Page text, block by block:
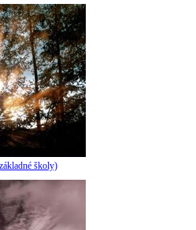
školy)